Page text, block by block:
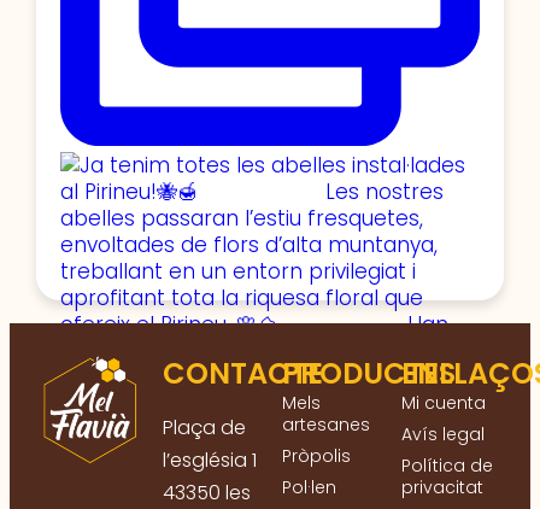
CONTACTE
Plaça de
l’església 1
43350 les
PRODUCTES
Mels
artesanes
Pròpolis
Pol·len
Mi cuenta
Avís legal
Política de
privacitat